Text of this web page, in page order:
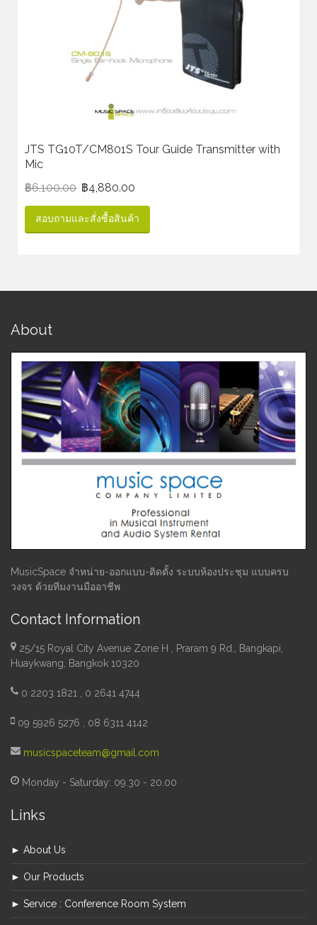
JTS TG10T/CM801S Tour Guide Transmitter with
Mic
฿6,100.00 ฿4,880.00
สอบถามและสั่งซื้อสินค้า
About
MusicSpace จำหน่าย-ออกแบบ-ติดตั้ง ระบบห้องประชุม แบบครบ
วงจร ด้วยทีมงานมืออาชีพ
Contact Information
25/15 Royal City Avenue Zone H , Praram 9 Rd., Bangkapi,
Huaykwang, Bangkok 10320
0 2203 1821 , 0 2641 4744
09 5926 5276 , 08 6311 4142
musicspaceteam@gmail.com
Monday - Saturday: 09.30 - 20.00
Links
► About Us
► Our Products
► Service : Conference Room System